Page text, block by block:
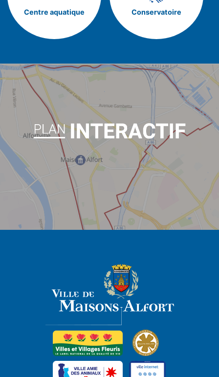
Centre aquatique Conservatoire